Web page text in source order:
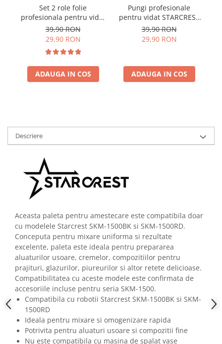
Set 2 role folie
profesionala pentru vidat
STARCREST VRL-2850, 28
x 500 cm, rezistente,
reutilizabile, sous vide,
lavabile in masina de
spalat, fara BPA,
transparent
39,90 RON
29,90 RON
ADAUGA IN COS
Pungi profesionale
pentru vidat STARCREST
VBG-2030, 50 bucati,
20x30 cm, rezistente,
reutilizabile, sous vide,
spalat, fara BPA,
transparent
39,90 RON
29,90 RON
ADAUGA IN COS
Descriere
Aceasta paleta pentru amestecare este compatibila doar
cu modelele Starcrest SKM-1500BK si SKM-1500RD.
Conceputa pentru mixare uniforma si rezultate
excelente, paleta este ideala pentru prepararea
aluaturilor usoare, cremelor, compozitiilor pentru
prajituri, glazurilor, piureurilor si altor retete delicioase.
Compatibilitatea cu aceste modele este confirmata de
accesoriile incluse pentru seria SKM-1500.
Compatibila cu robotii Starcrest SKM-1500BK si SKM-
1500RD
Ideala pentru mixare si omogenizare rapida
Potrivita pentru aluaturi usoare si compozitii fine
Nu este compatibila cu masina de spalat vase